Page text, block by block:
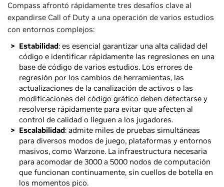
Compass afrontó rápidamente tres desafíos clave al
expandirse Call of Duty a una operación de varios estudios
con entornos complejos:
Estabilidad: es esencial garantizar una alta calidad del
código e identificar rápidamente las regresiones en una
base de código de varios estudios. Los errores de
regresión por los cambios de herramientas, las
actualizaciones de la canalización de activos o las
modificaciones del código gráfico deben detectarse y
resolverse rápidamente para evitar que afecten al
control de calidad o lleguen a los jugadores.
Escalabilidad: admite miles de pruebas simultáneas
para diversos modos de juego, plataformas y entornos
masivos, como Warzone. La infraestructura necesaria
para acomodar de 3000 a 5000 nodos de computación
que funcionan continuamente, sin cuellos de botella en
los momentos pico.